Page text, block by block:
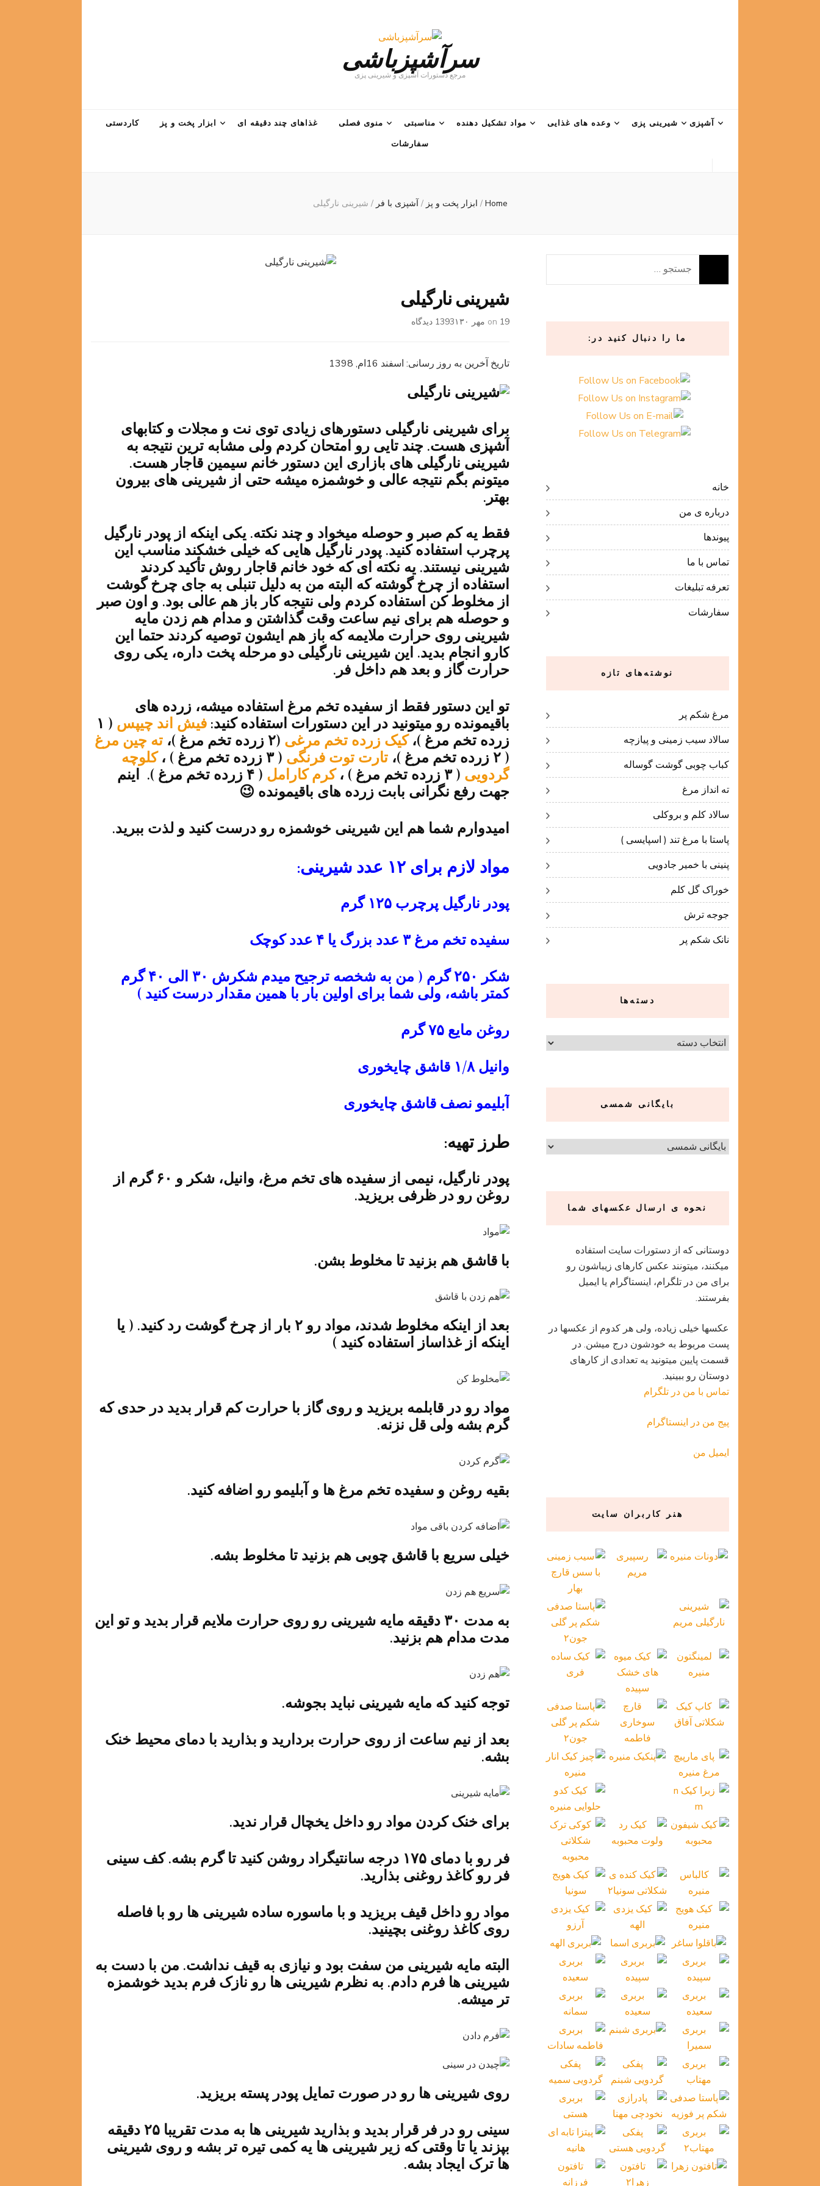
سرآشپزباشی
مرجع دستورات آشپزی و شیرینی پزی
آشپزی شیرینی پزی وعده های غذایی مواد تشکیل دهنده مناسبتی منوی فصلی غذاهای چند دقیقه ای ابزار پخت و پز
کاردستی
سفارشات
Home
/ ابزار پخت و پز/ آشپزی با فر/ شیرینی نارگیلی
شیرینی نارگیلی
on 19 مهر 1393 ۱۳۰ دیدگاه
تاریخ آخرین به روز رسانی: اسفند 16ام, 1398
برای شیرینی نارگیلی دستورهای زیادی توی نت و مجلات و کتابهای
آشپزی هست. چند تایی رو امتحان کردم ولی مشابه ترین نتیجه به
شیرینی نارگیلی های بازاری این دستور خانم سیمین قاجار هست.
میتونم بگم نتیجه عالی و خوشمزه میشه حتی از شیرینی های بیرون
بهتر.
فقط یه کم صبر و حوصله میخواد و چند نکته. یکی اینکه از پودر نارگیل
پرچرب استفاده کنید. پودر نارگیل هایی که خیلی خشکند مناسب این
شیرینی نیستند. یه نکته ای که خود خانم قاجار روش تأکید کردند
استفاده از چرخ گوشته که البته من به دلیل تنبلی به جای چرخ گوشت
از مخلوط کن استفاده کردم ولی نتیجه کار باز هم عالی بود. و اون صبر
و حوصله هم برای نیم ساعت وقت گذاشتن و مدام هم زدن مایه
شیرینی روی حرارت ملایمه که باز هم ایشون توصیه کردند حتما این
کارو انجام بدید. این شیرینی نارگیلی دو مرحله پخت داره، یکی روی
حرارت گاز و بعد هم داخل فر.
تو این دستور فقط از سفیده تخم مرغ استفاده میشه، زرده های
باقیمونده رو میتونید در این دستورات استفاده کنید:فیش اند چیپس
( ۱
زرده تخم مرغ )،کیک زرده تخم مرغی (۲ زرده تخم مرغ )،
ته چین مرغ
( ۲ زرده تخم مرغ )،
تارت توت فرنگی ( ۳ زرده تخم مرغ ) ،
کلوچه
گردویی ( ۳ زرده تخم مرغ ) ، کرم کارامل
( ۴ زرده تخم مرغ ). اینم
جهت رفع نگرانی بابت زرده های باقیمونده 😉
امیدوارم شما هم این شیرینی خوشمزه رو درست کنید و لذت ببرید.
مواد لازم برای ۱۲ عدد شیرینی:
پودر نارگیل پرچرب ۱۲۵ گرم
سفیده تخم مرغ ۳ عدد بزرگ یا ۴ عدد کوچک
شکر ۲۵۰ گرم ( من به شخصه ترجیح میدم شکرش ۳۰ الی ۴۰ گرم
کمتر باشه، ولی شما برای اولین بار با همین مقدار درست کنید )
روغن مایع ۷۵ گرم
وانیل ۱/۸ قاشق چایخوری
آبلیمو نصف قاشق چایخوری
طرز تهیه:
پودر نارگیل، نیمی از سفیده های تخم مرغ، وانیل، شکر و ۶۰ گرم از
روغن رو در ظرفی بریزید.
با قاشق هم بزنید تا مخلوط بشن.
بعد از اینکه مخلوط شدند، مواد رو ۲ بار از چرخ گوشت رد کنید. ( یا
اینکه از غذاساز استفاده کنید )
مواد رو در قابلمه بریزید و روی گاز با حرارت کم قرار بدید در حدی که
گرم بشه ولی قل نزنه.
بقیه روغن و سفیده تخم مرغ ها و آبلیمو رو اضافه کنید.
خیلی سریع با قاشق چوبی هم بزنید تا مخلوط بشه.
به مدت ۳۰ دقیقه مایه شیرینی رو روی حرارت ملایم قرار بدید و تو این
مدت مدام هم بزنید.
توجه کنید که مایه شیرینی نباید بجوشه.
بعد از نیم ساعت از روی حرارت بردارید و بذارید با دمای محیط خنک
بشه.
برای خنک کردن مواد رو داخل یخچال قرار ندید.
فر رو با دمای ۱۷۵ درجه سانتیگراد روشن کنید تا گرم بشه. کف سینی
فر رو کاغذ روغنی بذارید.
مواد رو داخل قیف بریزید و با ماسوره ساده شیرینی ها رو با فاصله
روی کاغذ روغنی بچینید.
البته مایه شیرینی من سفت بود و نیازی به قیف نداشت. من با دست به
شیرینی ها فرم دادم. به نظرم شیرینی ها رو نازک فرم بدید خوشمزه
تر میشه.
روی شیرینی ها رو در صورت تمایل پودر پسته بریزید.
سینی رو در فر قرار بدید و بذارید شیرینی ها به مدت تقریبا ۲۵ دقیقه
بپزند یا تا وقتی که زیر شیرینی ها یه کمی تیره تر بشه و روی شیرینی
ها ترک ایجاد بشه.
جستجو
برای:
ما را دنبال کنید در:
خانه
درباره ی من
پیوندها
تماس با ما
تعرفه تبلیغات
سفارشات
نوشته‌های تازه
مرغ شکم پر
سالاد سیب زمینی و پیازچه
کباب چوبی گوشت گوساله
ته انداز مرغ
سالاد کلم و بروکلی
پاستا با مرغ تند ( اسپایسی )
پنینی با خمیر جادویی
خوراک گل کلم
جوجه ترش
نانک شکم پر
دسته‌ها
دسته‌ها
بایگانی شمسی
نحوه ی ارسال عکسهای شما
دوستانی که از دستورات سایت استفاده
میکنند، میتونند عکس کارهای زیباشون رو
برای من در تلگرام، اینستاگرام یا ایمیل
بفرستند.
عکسها خیلی زیاده، ولی هر کدوم از عکسها در
پست مربوط به خودشون درج میشن. در
قسمت پایین میتونید یه تعدادی از کارهای
دوستان رو ببینید.
تماس با من در تلگرام
پیج من در اینستاگرام
ایمیل من
هنر کاربران سایت